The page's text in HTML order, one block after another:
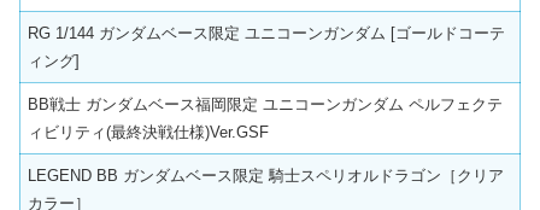
RG 1/144 ガンダムベース限定 ユニコーンガンダム [ゴールドコーテ
ィング]
BB戦士 ガンダムベース福岡限定 ユニコーンガンダム ペルフェクテ
ィビリティ(最終決戦仕様)Ver.GSF
LEGEND BB ガンダムベース限定 騎士スペリオルドラゴン［クリア
カラー］